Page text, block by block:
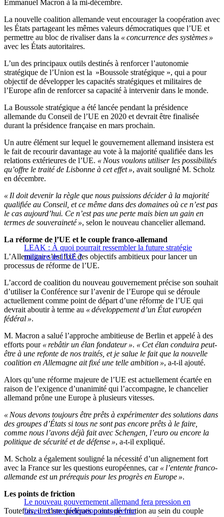
Emmanuel Macron à la mi-décembre.
La nouvelle coalition allemande veut encourager la coopération avec
les États partageant les mêmes valeurs démocratiques que l’UE et
permettre au bloc de rivaliser dans la « concurrence des systèmes »
avec les États autoritaires.
L’un des principaux outils destinés à renforcer l’autonomie
stratégique de l’Union est la »Boussole stratégique », qui a pour
objectif de développer les capacités stratégiques et militaires de
l’Europe afin de renforcer sa capacité à intervenir dans le monde.
La Boussole stratégique a été lancée pendant la présidence
allemande du Conseil de l’UE en 2020 et devrait être finalisée
durant la présidence française en mars prochain.
Un autre élément sur lequel le gouvernement allemand insistera est
le fait de recourir davantage au vote à la majorité qualifiée dans les
relations extérieures de l’UE. « Nous voulons utiliser les possibilités
qu’offre le traité de Lisbonne à cet effet », avait souligné M. Scholz
en décembre.
« Il doit devenir la règle que nous puissions décider à la majorité
qualifiée au Conseil, et ce même dans des domaines où ce n’est pas
le cas aujourd’hui. Ce n’est pas une perte mais bien un gain en
termes de souveraineté », selon le nouveau chancelier allemand.
LEAK : À quoi pourrait ressembler la future stratégie
militaire de l’UE ?
La réforme de l’UE et le couple franco-allemand
L’Allemagne s’est fixé des objectifs ambitieux pour lancer un
processus de réforme de l’UE.
L’accord de coalition du nouveau gouvernement précise son souhait
d’utiliser la Conférence sur l’avenir de l’Europe qui se déroule
actuellement comme point de départ d’une réforme de l’UE qui
devrait aboutir à terme au « développement d’un État européen
fédéral ».
M. Macron a salué l’approche ambitieuse de Berlin et appelé à des
efforts pour « rebâtir un élan fondateur ». « Cet élan conduira peut-
être à une refonte de nos traités, et je salue le fait que la nouvelle
coalition en Allemagne ait fixé une telle ambition », a-t-il ajouté.
Alors qu’une réforme majeure de l’UE est actuellement écartée en
raison de l’exigence d’unanimité qui l’accompagne, le chancelier
allemand prône une Europe à plusieurs vitesses.
« Nous devons toujours être prêts à expérimenter des solutions dans
des groupes d’États si tous ne sont pas encore prêts à le faire,
comme nous l’avons déjà fait avec Schengen, l’euro ou encore la
politique de sécurité et de défense », a-t-il expliqué.
M. Scholz a également souligné la nécessité d’un alignement fort
avec la France sur les questions européennes, car « l’entente franco-
allemande est un prérequis pour les progrès en Europe ».
Le nouveau gouvernement allemand fera pression en
faveur d’une fédération européenne
Les points de friction
Toutefois, il existe quelques points de friction au sein du couple